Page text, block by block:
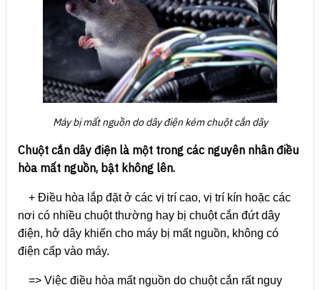
Máy bị mất nguồn do dây điện kém chuột cắn dây
Chuột cắn dây điện là một trong các nguyên nhân điều
hòa mất nguồn, bật không lên.
+ Điều hòa lắp đặt ở các vị trí cao, vị trí kín hoặc các
nơi có nhiều chuột thường hay bị chuột cắn đứt dây
điện, hở dây khiến cho máy bị mất nguồn, không có
điện cấp vào máy.
=> Việc điều hòa mất nguồn do chuột cắn rất nguy